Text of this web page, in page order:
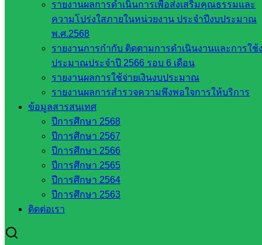
รายงานผลการดำเนินการเพื่อส่งเสริมคุณธรรมและ
ความโปร่งใสภายในหน่วยงาน ประจำปีงบประมาณ
พ.ศ.2568
รายงานการกำกับ ติดตามการดำเนินงานและการใช้
ประมาณประจำปี 2566 รอบ 6 เดือน
รายงานผลการใช้จ่ายเงินงบประมาณ
รายงานผลการสำรวจความพึงพอใจการให้บริการ
ข้อมูลสารสนเทศ
ปีการศึกษา 2568
ปีการศึกษา 2567
ปีการศึกษา 2566
ปีการศึกษา 2565
ปีการศึกษา 2564
ปีการศึกษา 2563
ติดต่อเรา
หน่วยงาน
ที่เกี่ยวข้อง
กระทรวง
การ
อุดมศึกษา
สำนักงาน
เลขาธิการ
สภาการ
สำนักงาน
คณะ